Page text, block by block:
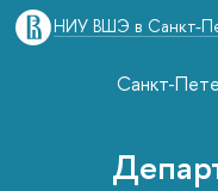
НИУ ВШЭ в Санкт-
Санкт-